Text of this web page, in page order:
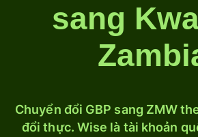
sang
Chuyển đổi GBP sang ZMW
đổi thực. Wise là tài khoản